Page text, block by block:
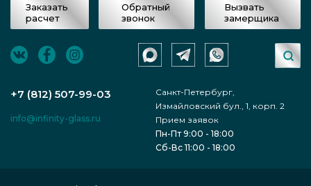
Заказать
расчет
Обратный
звонок
Вызвать
замерщика
+7 (812) 507-99-03
Санкт-Петербург,
Измайловский бул., 1, корп. 2
info@infinity-glass.ru
Прием заявок
Пн-Пт 9:00 - 18:00
Сб-Вс 11:00 - 18:00